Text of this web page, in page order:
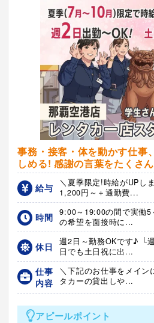
事務・接客・体を動かす仕事
しめる! 感謝の言葉をたくさ
給与
＼夏季限定!時給がUPし
1,200円～＋通勤費...
時間
9:00～19:00の間で実働
の希望を面接時に...
休日
週2日～勤務OKです♪ └
日でも土日祝に出...
仕事
内容
＼下記のお仕事をメイン
タカーの貸出しや...
アピールポイント